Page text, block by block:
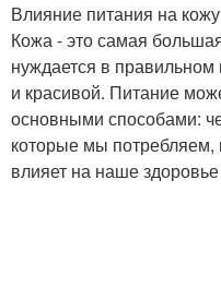
Влияние питания на кожу
Кожа - это самая
нуждается в
и красивой. Питание
основными способами:
которые мы потребляем,
влияет на наше